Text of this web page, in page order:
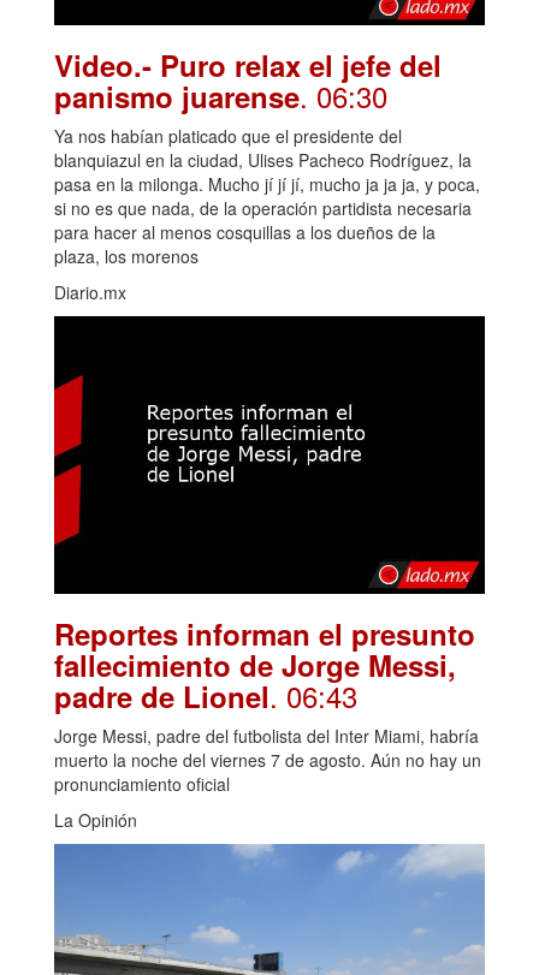
Video.- Puro relax el jefe del
panismo juarense. 06:30
Ya nos habían platicado que el presidente del
blanquiazul en la ciudad, Ulises Pacheco Rodríguez, la
pasa en la milonga. Mucho jí jí jí, mucho ja ja ja, y poca,
si no es que nada, de la operación partidista necesaria
para hacer al menos cosquillas a los dueños de la
plaza, los morenos
Diario.mx
Reportes informan el presunto
fallecimiento de Jorge Messi,
padre de Lionel. 06:43
Jorge Messi, padre del futbolista del Inter Miami, habría
muerto la noche del viernes 7 de agosto. Aún no hay un
pronunciamiento oficial
La Opinión